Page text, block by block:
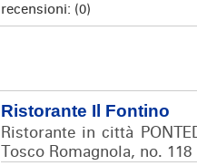
recensioni: (0)
Ristorante Il Fontino
Ristorante in città
Tosco Romagnola, no. 118